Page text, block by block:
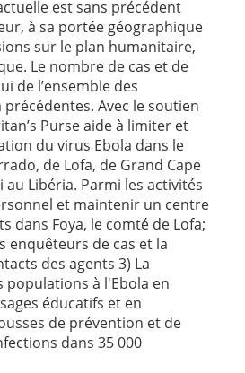
est sans précédent
à sa portée géographique
sur le plan humanitaire,
Le nombre de cas et de
de l’ensemble des
précédentes. Avec le soutien
Purse aide à limiter et
du virus Ebola dans le
de Lofa, de Grand Cape
Libéria. Parmi les activités
et maintenir un centre
dans Foya, le comté de Lofa;
enquêteurs de cas et la
des agents 3) La
populations à l'Ebola en
éducatifs et en
de prévention et de
dans 35 000